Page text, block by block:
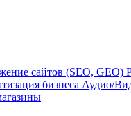
сайтов (SEO, GEO)
бизнеса Аудио/